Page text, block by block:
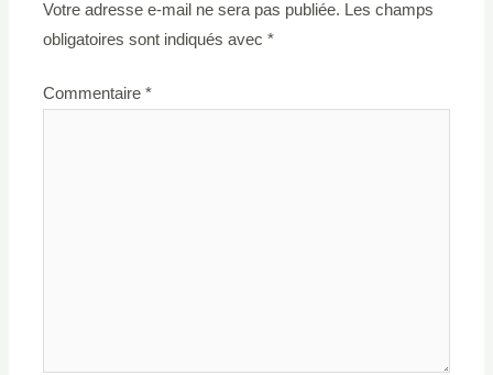
Votre adresse e-mail ne sera pas publiée. Les champs
obligatoires sont indiqués avec*
Commentaire*